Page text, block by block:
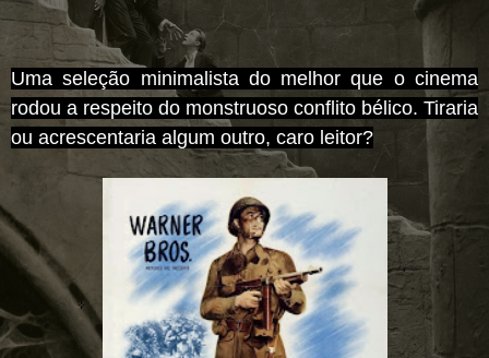
Uma seleção minimalista do melhor que o cinema
rodou a respeito do monstruoso conflito bélico. Tiraria
ou acrescentaria algum outro, caro leitor?